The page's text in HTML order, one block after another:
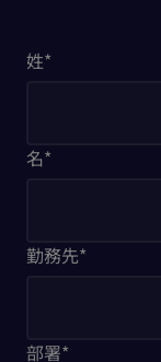
姓*
名*
勤務先*
部署*